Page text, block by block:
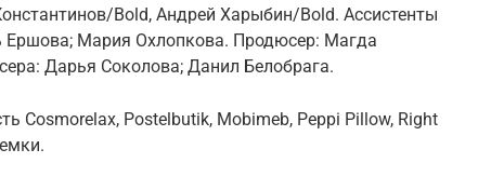
Bold, Андрей Харыбин/Bold. Ассистенты
Мария Охлопкова. Продюсер: Магда
Дарья Соколова; Данил Белобрага.
Cosmorelax, Postelbutik, Mobimeb, Peppi Pillow, Right